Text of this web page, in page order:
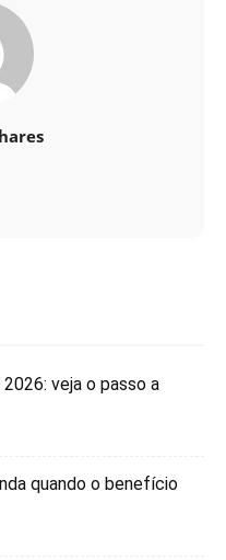
veja o passo a
quando o benefício